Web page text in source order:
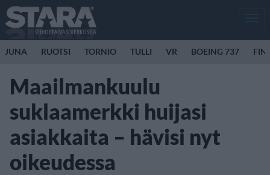
JUNA RUOTSI TORNIO TULLI VR BOEING 737
Maailmankuulu
suklaamerkki huijasi
asiakkaita – hävisi nyt
oikeudessa